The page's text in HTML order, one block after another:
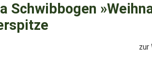
Schwibbogen
zur